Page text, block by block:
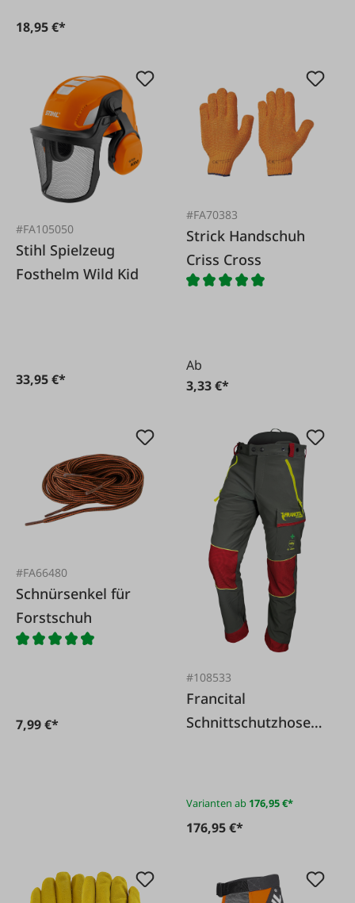
18,95 €*
#FA105050
Stihl Spielzeug
Fosthelm Wild Kid
33,95 €*
#FA70383
Strick Handschuh
Criss Cross
Ab
3,33 €*
#FA66480
Schnürsenkel für
Forstschuh
7,99 €*
#108533
Francital
Schnittschutzhose
Varianten ab 176,95 €*
176,95 €*